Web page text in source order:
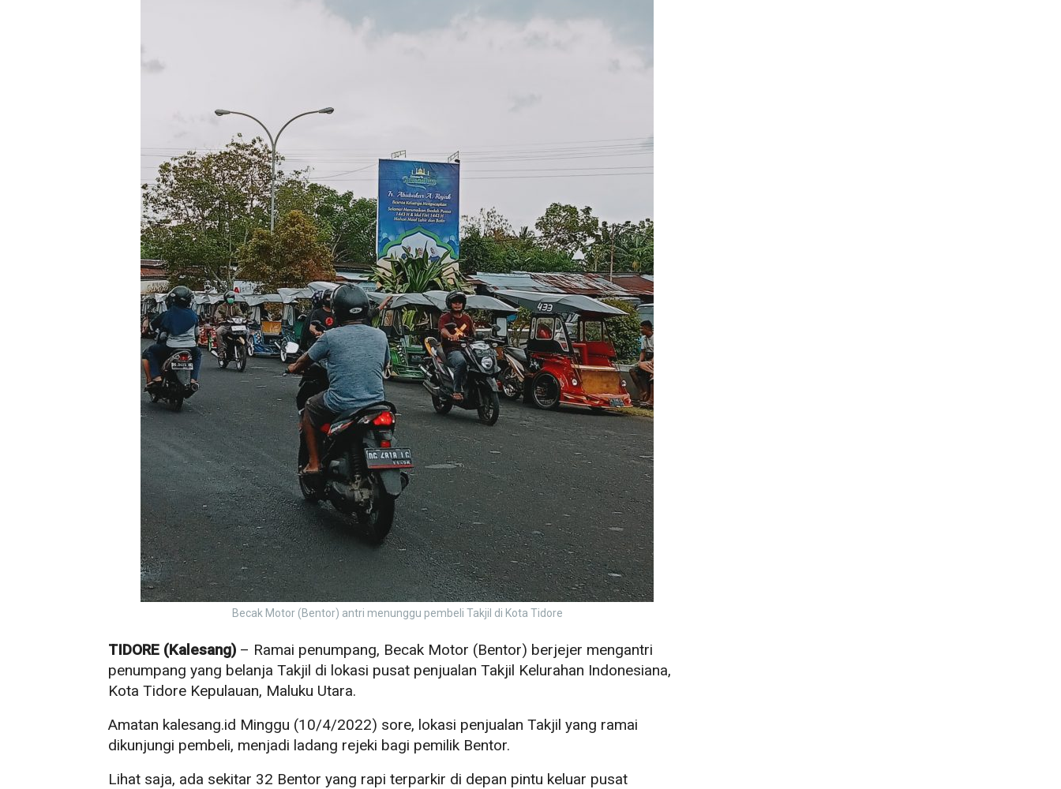
Becak Motor (Bentor) antri menunggu pembeli Takjil di Kota Tidore
TIDORE (Kalesang) – Ramai penumpang, Becak Motor (Bentor) berjejer mengantri
penumpang yang belanja Takjil di lokasi pusat penjualan Takjil Kelurahan Indonesiana,
Kota Tidore Kepulauan, Maluku Utara.
Amatan kalesang.id Minggu (10/4/2022) sore, lokasi penjualan Takjil yang ramai
dikunjungi pembeli, menjadi ladang rejeki bagi pemilik Bentor.
Lihat saja, ada sekitar 32 Bentor yang rapi terparkir di depan pintu keluar pusat